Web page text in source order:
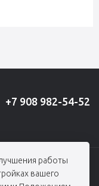
работы
вашего
+7 908 982-54-52